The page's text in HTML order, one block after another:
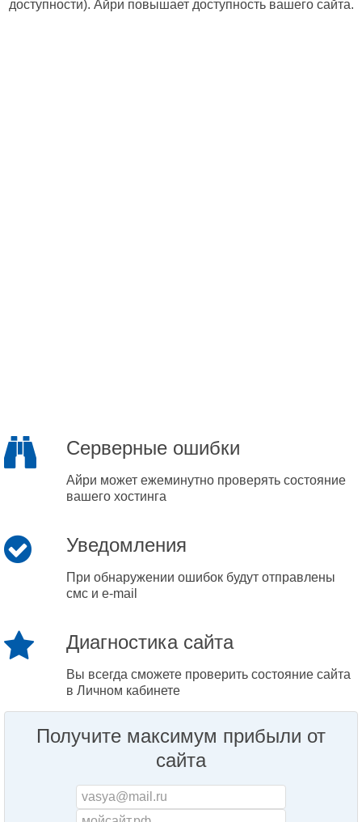
доступности). Айри повышает доступность вашего сайта.
Серверные ошибки
Айри может ежеминутно проверять состояние
вашего хостинга
Уведомления
При обнаружении ошибок будут отправлены
смс и e-mail
Диагностика сайта
Вы всегда сможете проверить состояние сайта
в Личном кабинете
Получите максимум прибыли от
сайта